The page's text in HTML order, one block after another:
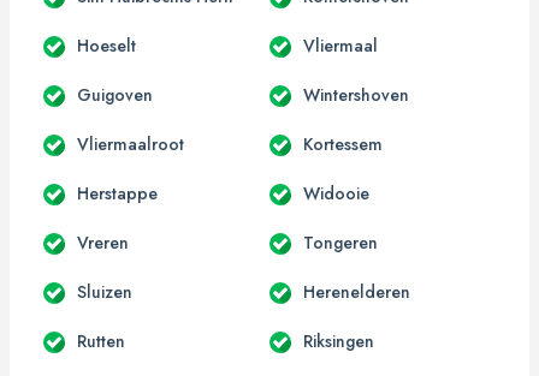
Hoeselt Vliermaal
Guigoven Wintershoven
Vliermaalroot Kortessem
Herstappe Widooie
Vreren Tongeren
Sluizen Herenelderen
Rutten Riksingen